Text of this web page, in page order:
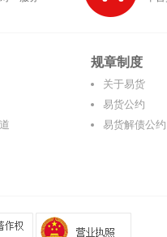
规章制度
关于易货
易货公约
易货解债公约